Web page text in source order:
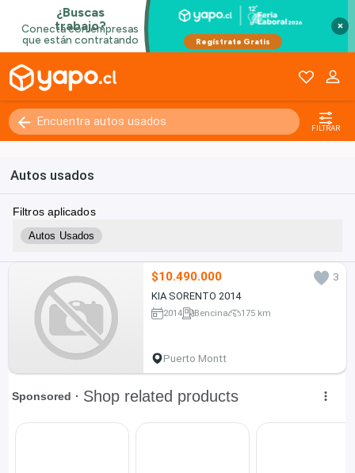
×
FILTRAR
Autos usados
Filtros aplicados
Autos Usados
$10.490.000
3
KIA SORENTO 2014
2014 Bencina 175 km
Puerto Montt